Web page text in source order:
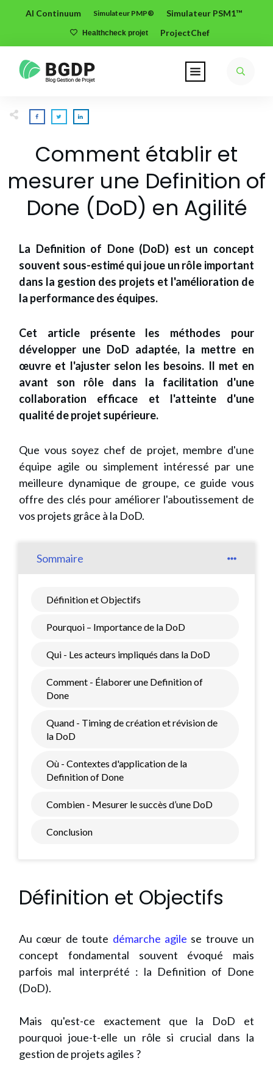
AI Continuum Simulateur PMP® Simulateur PSM1™
Healthcheck projet ProjectChef
Comment établir et
mesurer une Definition of
Done (DoD) en Agilité
La Definition of Done (DoD) est un concept
souvent sous-estimé qui joue un rôle important
dans la gestion des projets et l'amélioration de
la performance des équipes.
Cet article présente les méthodes pour
développer une DoD adaptée, la mettre en
œuvre et l'ajuster selon les besoins. Il met en
avant son rôle dans la facilitation d'une
collaboration efficace et l'atteinte d'une
qualité de projet supérieure.
Que vous soyez chef de projet, membre d'une
équipe agile ou simplement intéressé par une
meilleure dynamique de groupe, ce guide vous
offre des clés pour améliorer l'aboutissement de
vos projets grâce à la DoD.
Sommaire
Définition et Objectifs
Pourquoi – Importance de la DoD
Qui - Les acteurs impliqués dans la DoD
Comment - Élaborer une Definition of
Done
Quand - Timing de création et révision de
la DoD
Où - Contextes d'application de la
Definition of Done
Combien - Mesurer le succès d’une DoD
Conclusion
Définition et Objectifs
Au cœur de toute démarche agile se trouve un
concept fondamental souvent évoqué mais
parfois mal interprété : la Definition of Done
(DoD).
Mais qu'est-ce exactement que la DoD et
pourquoi joue-t-elle un rôle si crucial dans la
gestion de projets agiles ?